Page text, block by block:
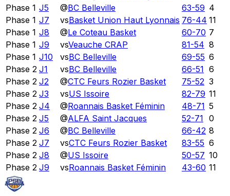
Phase 1 J5 @BC Belleville 63-59 4
Phase 1 J7 vsBasket Union Haut Lyonnais 76-44 11
Phase 1 J8 @Le Coteau Basket 60-70 7
Phase 1 J9 vsVeauche CRAP 81-54 8
Phase 1 J10 vsBC Belleville 69-55 6
Phase 2 J1 vsBC Belleville 66-51 6
Phase 2 J2 @CTC Feurs Rozier Basket 75-52 3
Phase 2 J3 vsUS Issoire 82-79 11
Phase 2 J4 @Roannais Basket Féminin 48-71 5
Phase 2 J5 @ALFA Saint Jacques 52-71 0
Phase 2 J6 @BC Belleville 66-42 8
Phase 2 J7 vsCTC Feurs Rozier Basket 83-55 6
Phase 2 J8 @US Issoire 50-57 10
Phase 2 J9 vsRoannais Basket Féminin 43-60 11